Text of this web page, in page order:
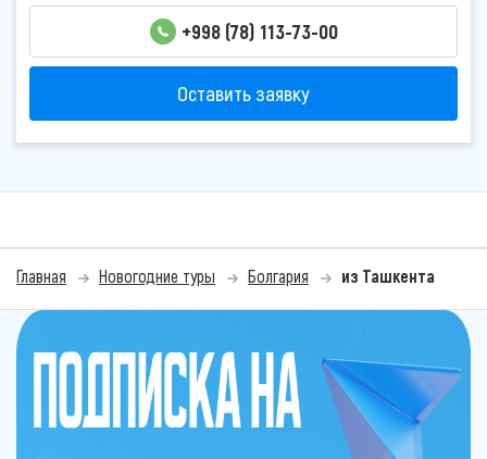
+998 (78) 113-73-00
Оставить заявку
Главная Новогодние туры Болгария из Ташкента